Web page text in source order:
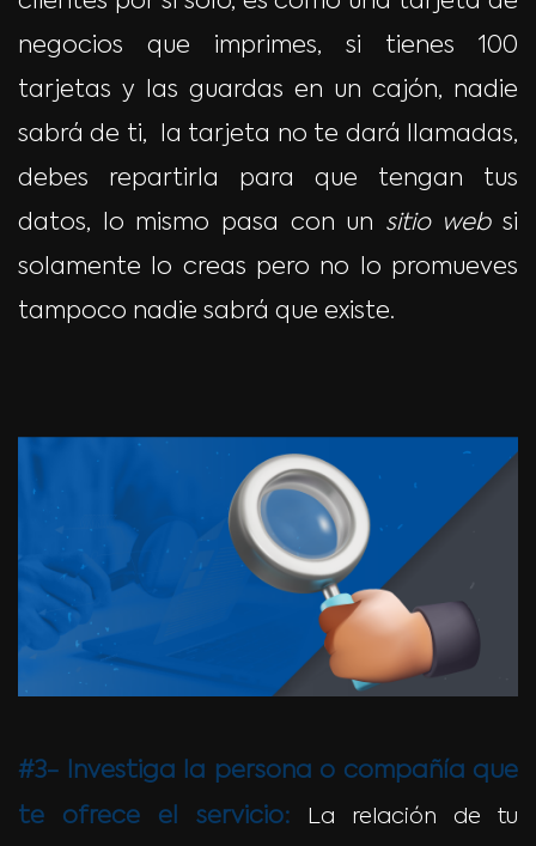
negocios que imprimes, si tienes 100
tarjetas y las guardas en un cajón, nadie
sabrá de ti, la tarjeta no te dará llamadas,
debes repartirla para que tengan tus
datos, lo mismo pasa con un sitio websi
solamente lo creas pero no lo promueves
tampoco nadie sabrá que existe.
#3- Investiga la persona o compañía que
te ofrece el servicio:
La relación de tu